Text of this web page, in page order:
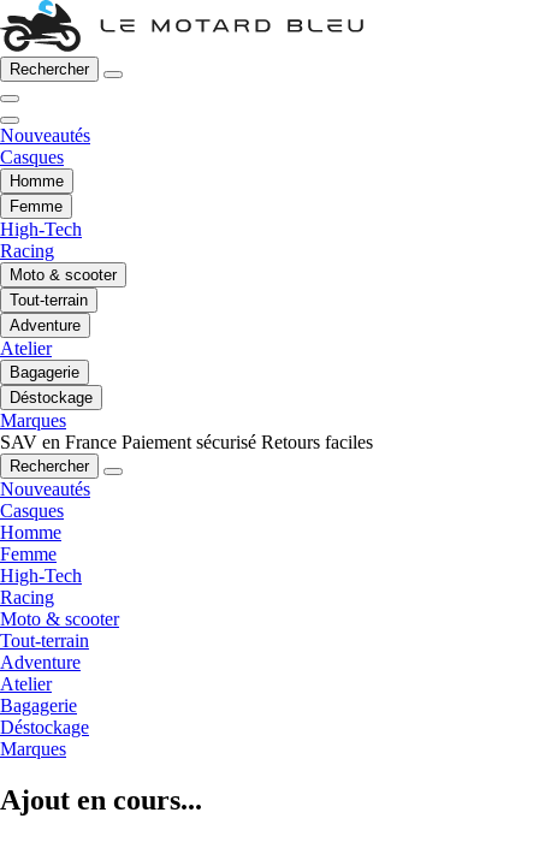
Rechercher
Nouveautés
Casques
Homme
Femme
High-Tech
Racing
Moto & scooter
Tout-terrain
Adventure
Atelier
Bagagerie
Déstockage
Marques
SAV en France Paiement sécurisé Retours faciles
Rechercher
Nouveautés
Casques
Homme
Femme
High-Tech
Racing
Moto & scooter
Tout-terrain
Adventure
Atelier
Bagagerie
Déstockage
Marques
Ajout en cours...